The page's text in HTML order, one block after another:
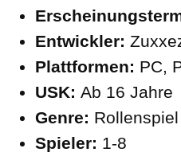
Entwickler:
Plattformen: PC,
USK: Ab 16 Jahre
Genre: Rollenspiel
Spieler: 1-8